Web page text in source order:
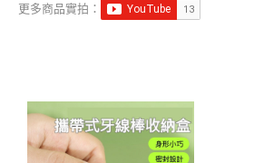
更多商品實拍：